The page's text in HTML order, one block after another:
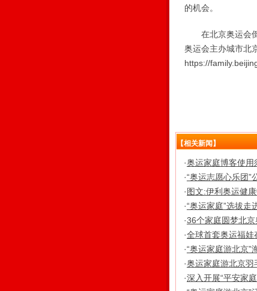
的机会。
在北京奥运会倒
奥运会主办城市北
https://
【相关新闻】
·奥运家庭博客使用
·“奥运志愿心乐团”
· 图文:伊利奥运健
·“奥运家庭”选拔走
·36个家庭圆梦北
·全球首套奥运福
·“奥运家庭游北京”
·奥运家庭游北京
·深入开展“平安家